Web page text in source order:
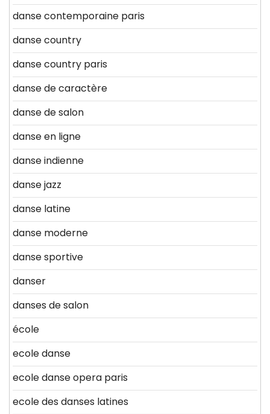
danse contemporaine paris
danse country
danse country paris
danse de caractère
danse de salon
danse en ligne
danse indienne
danse jazz
danse latine
danse moderne
danse sportive
danser
danses de salon
école
ecole danse
ecole danse opera paris
ecole des danses latines